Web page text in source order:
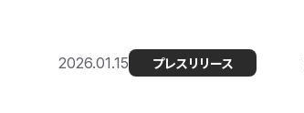
2026.01.15 プレスリリース